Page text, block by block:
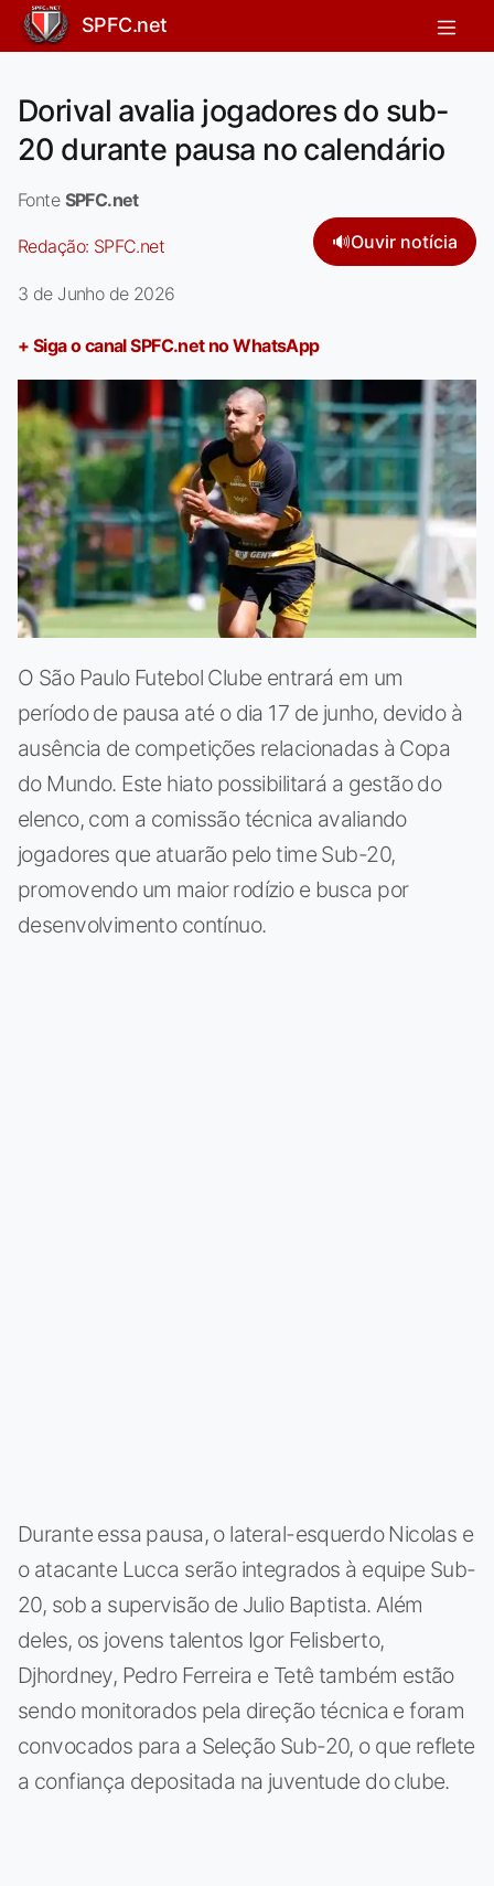
SPFC.net
Dorival avalia jogadores do sub-
20 durante pausa no calendário
Fonte SPFC.net
Redação: SPFC.net 🔊Ouvir notícia
3 de Junho de 2026
+ Siga o canal SPFC.net no WhatsApp
O São Paulo Futebol Clube entrará em um
período de pausa até o dia 17 de junho, devido à
ausência de competições relacionadas à Copa
do Mundo. Este hiato possibilitará a gestão do
elenco, com a comissão técnica avaliando
jogadores que atuarão pelo time Sub-20,
promovendo um maior rodízio e busca por
desenvolvimento contínuo.
Durante essa pausa, o lateral-esquerdo Nicolas e
o atacante Lucca serão integrados à equipe Sub-
20, sob a supervisão de Julio Baptista. Além
deles, os jovens talentos Igor Felisberto,
Djhordney, Pedro Ferreira e Tetê também estão
sendo monitorados pela direção técnica e foram
convocados para a Seleção Sub-20, o que reflete
a confiança depositada na juventude do clube.